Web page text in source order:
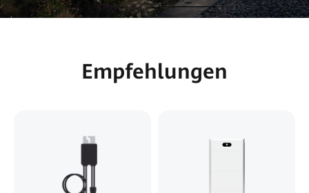
Empfehlungen